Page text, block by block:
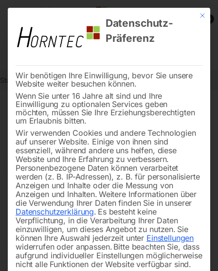
0
Start Inventurabverkauf
Inventurabverkauf – Jetzt
Restbestände und
Auslaufmodelle sichern!
Entdecken Sie attraktive Auslaufmodelle und
Restbestände zu stark reduzierten Preisen in unserem
Inventurabverkauf – aber nur solange der Vorrat reicht!
Profitieren Sie von erstklassigen Produkten, die wir
aufgrund von Lagerbereinigung und Sortimentswechseln
preisgünstig anbieten. Egal ob Schweißartikel,
Metallbearbeitungsmaschinen oder Kompressoren, hier
Mit
Datenschutz-
Präferenz
Wir benötigen Ihre Einwilligung, bevor Sie unsere
Website weiter besuchen können.
Wenn Sie unter 16 Jahre alt sind und Ihre
Einwilligung zu optionalen Services geben
möchten, müssen Sie Ihre Erziehungsberechtigten
um Erlaubnis bitten.
Wir verwenden Cookies und andere Technologien
auf unserer Website. Einige von ihnen sind
essenziell, während andere uns helfen, diese
Website und Ihre Erfahrung zu verbessern.
Personenbezogene Daten können verarbeitet
werden (z. B. IP-Adressen), z. B. für personalisierte
Anzeigen und Inhalte oder die Messung von
Anzeigen und Inhalten. Weitere Informationen über
die Verwendung Ihrer Daten finden Sie in unserer
Datenschutzerklärung. Es besteht keine
Verpflichtung, in die Verarbeitung Ihrer Daten
einzuwilligen, um dieses Angebot zu nutzen. Sie
können Ihre Auswahl jederzeit unter Einstellungen
widerrufen oder anpassen. Bitte beachten Sie, dass
aufgrund individueller Einstellungen möglicherweise
nicht alle Funktionen der Website verfügbar sind.